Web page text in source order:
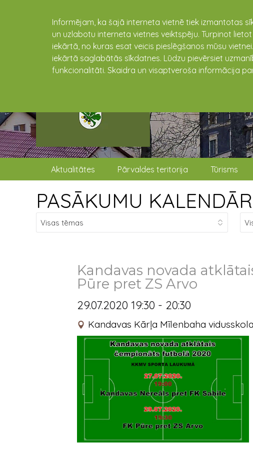
Informējam, ka šajā interneta vietnē tiek izmantotas
un uzlabotu interneta vietnes veiktspēju. Turpinot
iekārtā, no kuras esat veicis pieslēgšanos mūsu
iekārtā saglabātās sīkdatnes. Lūdzu pievērsiet
funkcionalitāti. Skaidra un visaptveroša informācija
Aktualitātes Pārvaldes teritorija Tūrisms
PASĀKUMU
Kandavas novada
Pūre pret ZS Arvo
29.07.2020 19:30 - 20:30
Kandavas Kārļa Mīlenbaha